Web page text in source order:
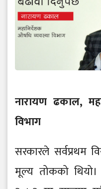
नारायण ढकाल,
विभाग
सरकारले सर्वप्रथम
मूल्य तोकको